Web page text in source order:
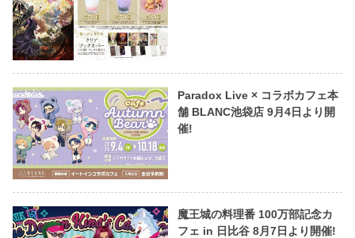
Paradox Live × コラボカフェ本
舗 BLANC池袋店 9月4日より開
催!
魔王城の料理番 100万部記念カ
フェ in 日比谷 8月7日より開催!